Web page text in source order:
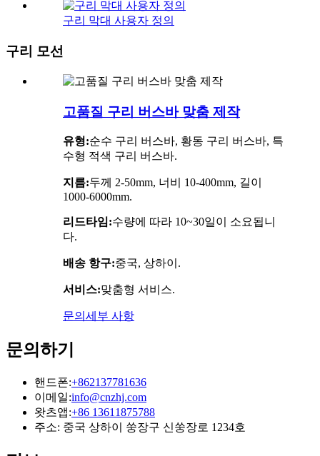
구리 막대 사용자 정의
구리 모선
고품질 구리 버스바 맞춤 제작
유형:순수 구리 버스바, 황동 구리 버스바, 특
수형 적색 구리 버스바.
지름:두께 2-50mm, 너비 10-400mm, 길이
1000-6000mm.
리드타임:수량에 따라 10~30일이 소요됩니
다.
배송 항구:중국, 상하이.
서비스:맞춤형 서비스.
문의 세부 사항
문의하기
핸드폰:+862137781636
이메일:info@cnzhj.com
왓츠앱:+86 13611875788
주소: 중국 상하이 쑹장구 신쑹장로 1234호